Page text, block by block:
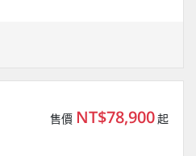
售價 NT$78,900起